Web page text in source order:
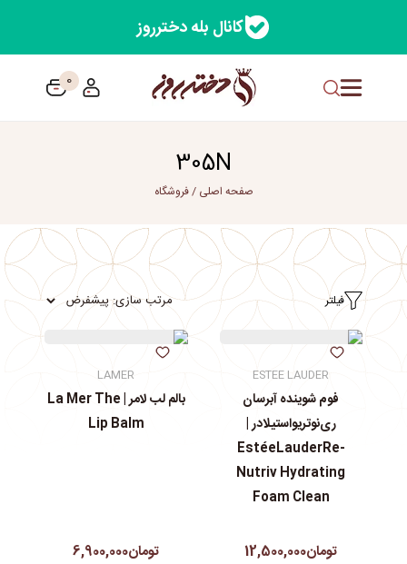
کانال بله دخترروز
0
305N
صفحه اصلی /فروشگاه
فیلتر
ESTEE LAUDER
فوم شوینده آبرسان
ری‌نوتریواستیلادر |
EstéeLauderRe-
Nutriv Hydrating
Foam Clean
تومان12,500,000
LAMER
بالم لب لامر | La Mer The
Lip Balm
تومان6,900,000